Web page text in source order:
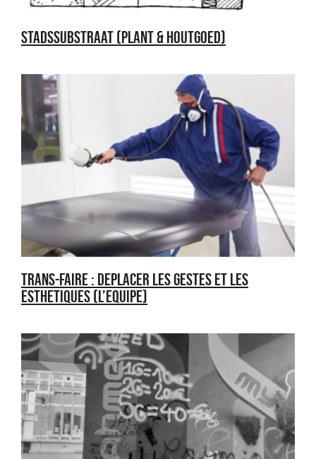
STADSSUBSTRAAT (PLANT & HOUTGOED)
TRANS-FAIRE : DEPLACER LES GESTES ET LES
ESTHETIQUES (L’EQUIPE)